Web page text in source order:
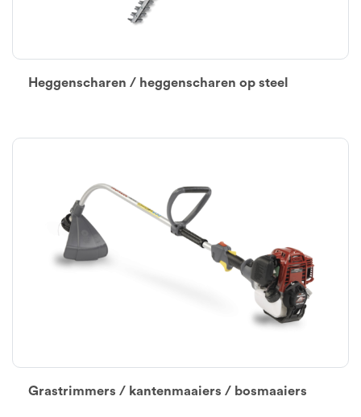
Heggenscharen / heggenscharen op steel
Grastrimmers / kantenmaaiers / bosmaaiers